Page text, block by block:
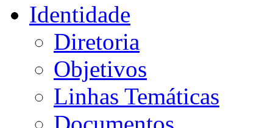
Identidade
Diretoria
Objetivos
Linhas Temáticas